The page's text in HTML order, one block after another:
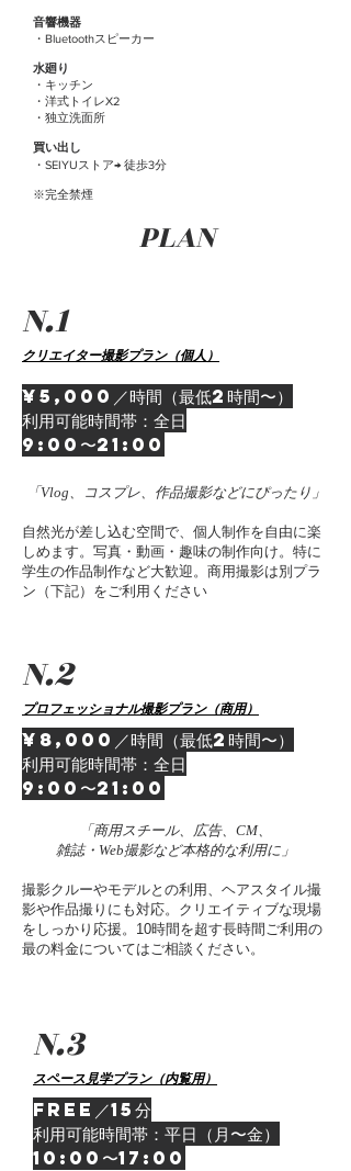
音響機器
・Bluetoothスピーカー
水廻り
・キッチン
・洋式トイレX2
・独立洗面所
買い出し
・SEIYUストア→ 徒歩3分
※完全禁煙
​PLAN
N.1
クリエイター撮影プラン（個人）
¥5,000／時間（最低2時間〜）
利用可能時間帯：全日
9:00〜21:00
「Vlog、コスプレ、作品撮影などにぴったり」
自然光が差し込む空間で、個人制作を自由に楽
しめます。写真・動画・趣味の制作向け。特に
学生の作品制作など大歓迎。商用撮影は別プラ
ン（下記）をご利用ください
N.2
プロフェッショナル撮影プラン（商用）
¥8,000／時間（最低2時間〜）
利用可能時間帯：全日
9:00〜21:00
「商用スチール、広告、CM、
雑誌・Web撮影など本格的な利用に」
撮影クルーやモデルとの利用、ヘアスタイル撮
影や作品撮りにも対応。クリエイティブな現場
をしっかり応援。10時間を超す長時間ご利用の
最の料金についてはご相談ください。
N.3
スペース見学プラン（内覧用）
FREE／15分
利用可能時間帯：平日（月〜金）
10:00〜17:00